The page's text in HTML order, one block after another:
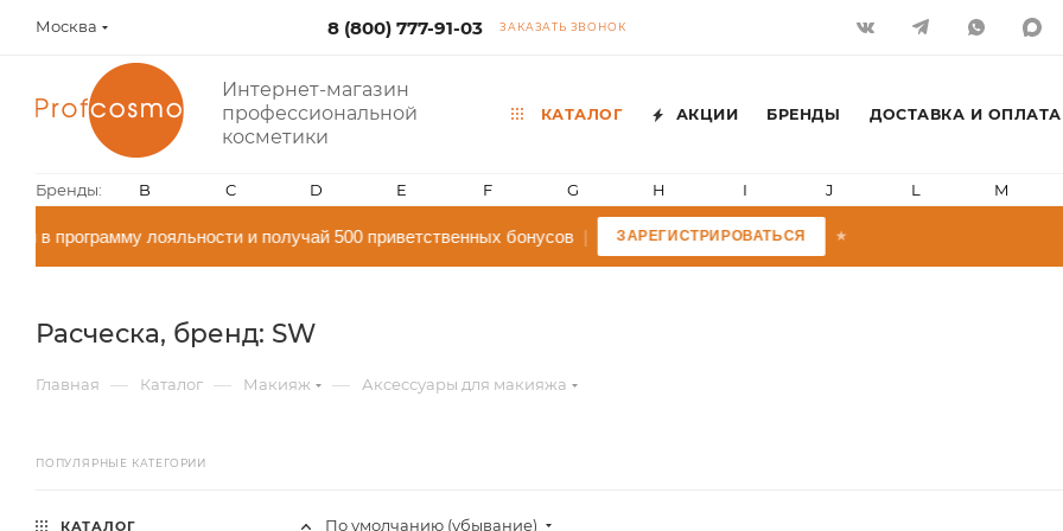
Москва 8 (800) 777-91-03 ЗАКАЗАТЬ ЗВОНОК
Интернет-магазин
профессиональной
косметики
КАТАЛОГ АКЦИИ БРЕНДЫ ДОСТАВКА И ОПЛАТА
Бренды: B C D E F G H I J L M
в программу лояльности и получай 500 приветственных бонусов| ЗАРЕГИСТРИРОВАТЬСЯ
Расческа, бренд: SW
Главная — Каталог — Макияж — Аксессуары для макияжа
ПОПУЛЯРНЫЕ КАТЕГОРИИ
По умолчанию (убывание)
КАТАЛОГ